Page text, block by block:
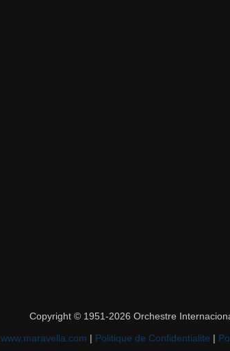
Copyright © 1951-2026 Orchestre
www.maravella.com | Politique de Confidentialite |